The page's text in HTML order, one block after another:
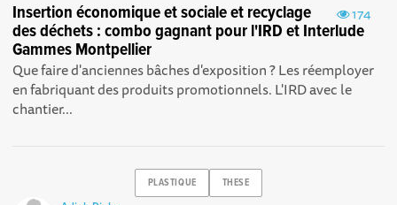
174
Insertion économique et sociale et recyclage
des déchets : combo gagnant pour l'IRD et Interlude
Gammes Montpellier
Que faire d'anciennes bâches d'exposition ? Les réemployer
en fabriquant des produits promotionnels. L'IRD avec le
chantier...
PLASTIQUE THESE